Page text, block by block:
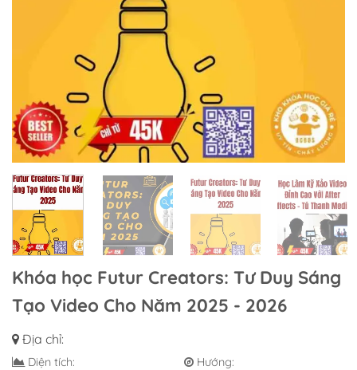
Khóa học Futur Creators: Tư Duy Sáng
Tạo Video Cho Năm 2025 - 2026
Địa chỉ:
Diện tích:
Hướng: